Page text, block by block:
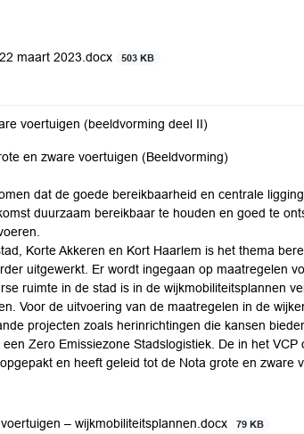
maart 2023.docx
503 KB
voertuigen (beeldvorming deel II)
en zware voertuigen (Beeldvorming)
dat de goede bereikbaarheid en centrale
duurzaam bereikbaar te houden en goed te
Korte Akkeren en Kort Haarlem is het thema
uitgewerkt. Er wordt ingegaan op maatregelen
ruimte in de stad is in de wijkmobiliteitsplannen
Voor de uitvoering van de maatregelen in de
projecten zoals herinrichtingen die kansen
Zero Emissiezone Stadslogistiek. De in het VCP
en heeft geleid tot de Nota grote en zware
– wijkmobiliteitsplannen.docx
79 KB